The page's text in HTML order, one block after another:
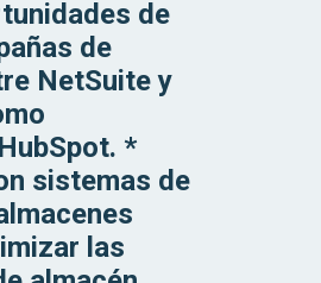
de
de
NetSuite y
*
sistemas de
las